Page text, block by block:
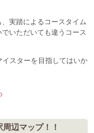
実踏によるコースタイム
いただいても違うコース
スターを目指してはいか
辺マップ！！